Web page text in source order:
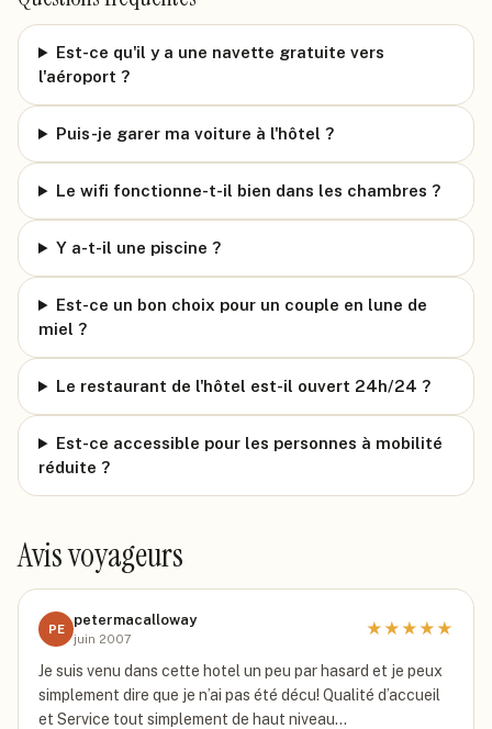
Est-ce qu'il y a une navette gratuite vers
l'aéroport ?
Puis-je garer ma voiture à l'hôtel ?
Le wifi fonctionne-t-il bien dans les chambres ?
Y a-t-il une piscine ?
Est-ce un bon choix pour un couple en lune de
miel ?
Le restaurant de l'hôtel est-il ouvert 24h/24 ?
Est-ce accessible pour les personnes à mobilité
réduite ?
Avis voyageurs
PE
petermacalloway
juin 2007
★★★★★
Je suis venu dans cette hotel un peu par hasard et je peux
simplement dire que je n’ai pas été décu! Qualité d’accueil
et Service tout simplement de haut niveau...